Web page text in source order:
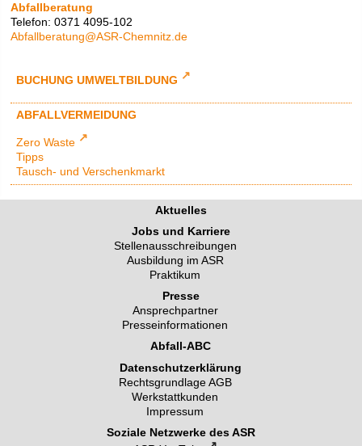
Abfallberatung
Telefon: 0371 4095-102
Abfallberatung@ASR-Chemnitz.de
BUCHUNG UMWELTBILDUNG
ABFALLVERMEIDUNG
Zero Waste
Tipps
Tausch- und Verschenkmarkt
Aktuelles
Jobs und Karriere
Stellenausschreibungen
Ausbildung im ASR
Praktikum
Presse
Ansprechpartner
Presseinformationen
Abfall-ABC
Datenschutzerklärung
Rechtsgrundlage AGB
Werkstattkunden
Impressum
Soziale Netzwerke des ASR